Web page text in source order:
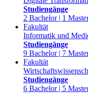
Studiengänge
2 Bachelor | 1
Fakultät
Informatik und
Studiengänge
9 Bachelor | 7
Fakultät
Studiengänge
6 Bachelor | 5